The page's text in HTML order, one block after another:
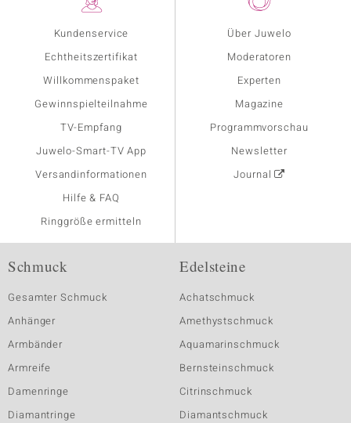
Kundenservice
Echtheitszertifikat
Willkommenspaket
Gewinnspielteilnahme
TV-Empfang
Juwelo-Smart-TV App
Versandinformationen
Hilfe & FAQ
Ringgröße ermitteln
Über Juwelo
Moderatoren
Experten
Magazine
Programmvorschau
Newsletter
Journal
Schmuck
Gesamter Schmuck
Anhänger
Armbänder
Armreife
Damenringe
Diamantringe
Edelsteine
Achatschmuck
Amethystschmuck
Aquamarinschmuck
Bernsteinschmuck
Citrinschmuck
Diamantschmuck